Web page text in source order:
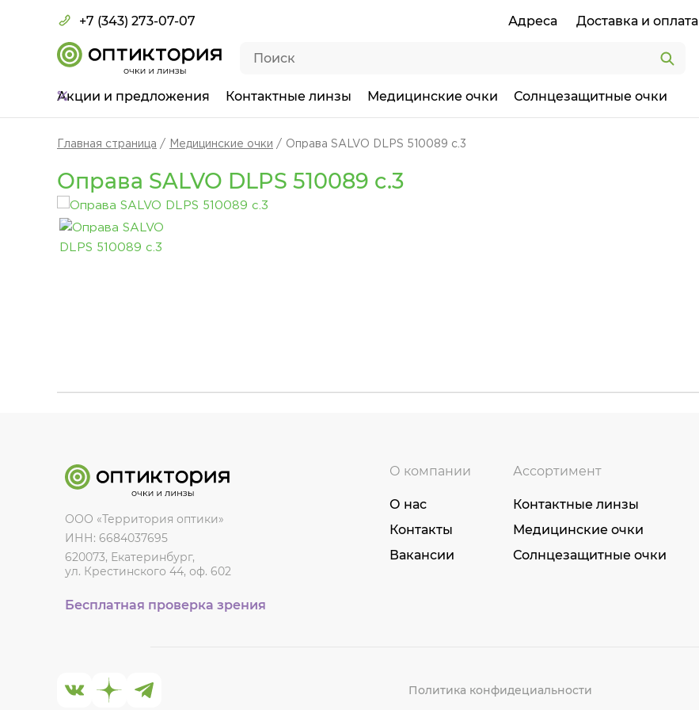
+7 (343) 273-07-07 Адреса Доставка и оплата
Акции и предложения Контактные линзы Медицинские очки Солнцезащитные очки
Главная страница Медицинские очки Оправа SALVO DLPS 510089 c.3
Оправа SALVO DLPS 510089 c.3
ООО «Территория оптики»
ИНН: 6684037695
620073, Екатеринбург,
ул. Крестинского 44, оф. 602
Бесплатная проверка зрения
О компании
О нас
Контакты
Вакансии
Ассортимент
Контактные линзы
Медицинские очки
Солнцезащитные очки
Политика конфидециальности